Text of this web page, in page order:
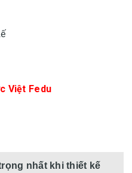
Việt Fedu
nhất khi thiết kế